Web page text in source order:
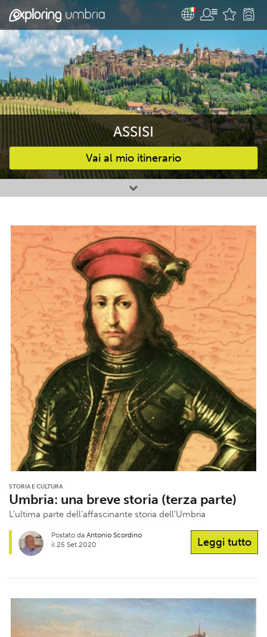
ASSISI
Vai al mio itinerario
Attività preferite
STORIA E CULTURA
Umbria: una breve storia (terza parte)
L'ultima parte dell'affascinante storia dell'Umbria
Leggi tutto
Postato da Antonio Scordino
il 25 Set 2020